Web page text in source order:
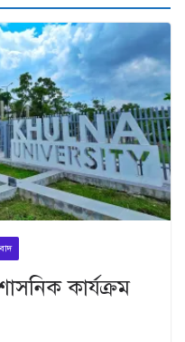
কার্যক্রম